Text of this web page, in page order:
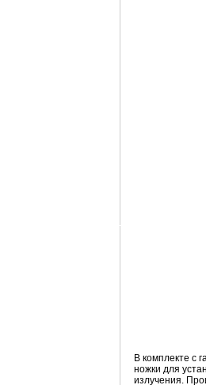
В комплекте с
ножки для
излучения.